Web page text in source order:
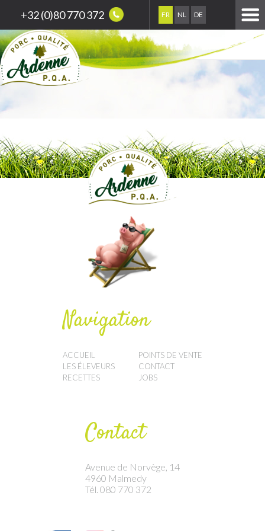
+32 (0)80 770 372 FR NL DE
Navigation
ACCUEIL
LES ÉLEVEURS
RECETTES
POINTS DE VENTE
CONTACT
JOBS
Contact
Avenue de Norvège, 14
4960 Malmedy
Tél. 080 770 372